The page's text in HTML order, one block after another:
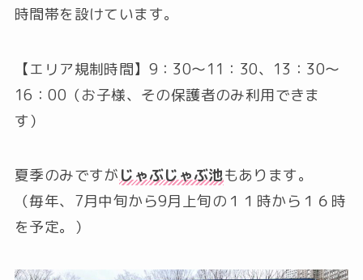
時間帯を設けています。
【エリア規制時間】9：30～11：30、13：30～
16：00（お子様、その保護者のみ利用できま
す）
夏季のみですがじゃぶじゃぶ池もあります。
（毎年、7月中旬から9月上旬の１１時から１６時
を予定。）